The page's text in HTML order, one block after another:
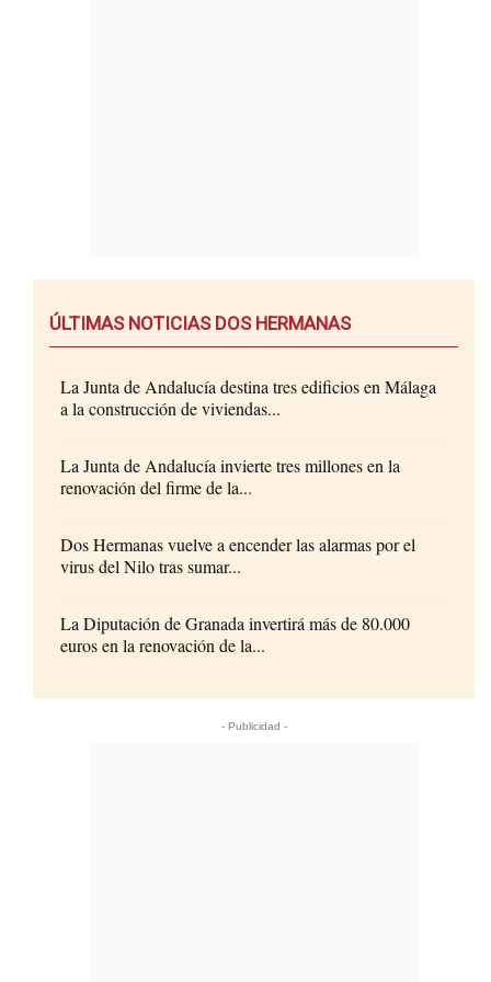
ÚLTIMAS NOTICIAS DOS HERMANAS
La Junta de Andalucía destina tres edificios en Málaga
a la construcción de viviendas...
La Junta de Andalucía invierte tres millones en la
renovación del firme de la...
Dos Hermanas vuelve a encender las alarmas por el
virus del Nilo tras sumar...
La Diputación de Granada invertirá más de 80.000
euros en la renovación de la...
- Publicidad -